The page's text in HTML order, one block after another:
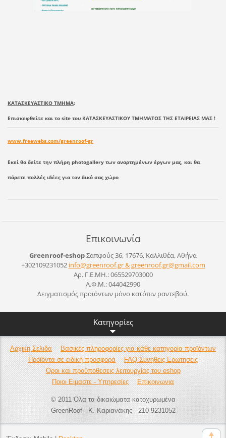
ΚΑΤΑΣΚΕΥΑΣΤΙΚΟ ΤΜΗΜΑ:
Επισκεφθείτε και το site του ΚΑΤΑΣΚΕΥΑΣΤΙΚΟΥ ΤΜΗΜΑΤΟΣ ΤΗΣ ΕΤΑΙΡΕΙΑΣ ΜΑΣ !
www.freewebs.com/greenroof-gr
Εκεί θα δείτε την πλήρη photogallery των αναρτημένων έργων μας, και θα
πάρετε πολλές ιδέες για τον δικό σας χώρο
Επικοινωνία
Greenroof-eshopΣαπφούς 36, 17676, Καλλιθέα, Αθήνα
+302109231052 info@greenroof.gr & greenroof.gr@gmail.com
Αρ. Γ.Ε.ΜΗ.: 065529703000
Α.Φ.Μ.: 044042990
Δειγματισμός προϊόντων μόνο κατόπιν ραντεβού.
Κατηγορίες
Αρχικη Σελιδα
Βασικές πληροφορίες για κάθε κατηγορία προϊόντων
Προϊόντα σε ειδική προσφορά
FAQ-Συνηθεις Ερωτησεις
Οροι και προϋποθεσεις λειτουργίας του eshop
Ποιοι Ειμαστε - Υπηρεσίες
Επικοινωνια
© 2011 Όλα τα δικαιώματα κατοχυρωμένα
GreenRoof - Κ. Καριανάκης - 210 9231052